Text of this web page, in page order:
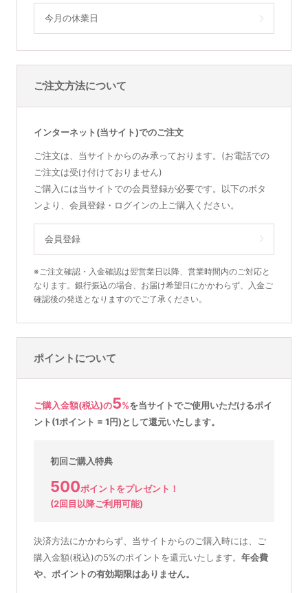
今月の休業日
ご注文方法について
インターネット(当サイト)でのご注文
ご注文は、当サイトからのみ承っております。(お電話での
ご注文は受け付けておりません)
ご購入には当サイトでの会員登録が必要です。以下のボタ
ンより、会員登録・ログインの上ご購入ください。
会員登録
※ご注文確認・入金確認は翌営業日以降、営業時間内のご対応と
なります。銀行振込の場合、お届け希望日にかかわらず、入金ご
確認後の発送となりますのでご了承ください。
ポイントについて
ご購入金額(税込)の5%を当サイトでご使用いただけるポイ
ント(1ポイント = 1円)として還元いたします。
初回ご購入特典
500ポイントをプレゼント！
(2回目以降ご利用可能)
決済方法にかかわらず、当サイトからのご購入時には、ご
購入金額(税込)の5%のポイントを還元いたします。 年会費
や、ポイントの有効期限はありません。